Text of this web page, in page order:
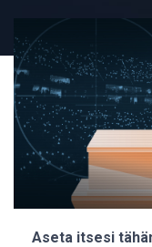
Aseta itsesi